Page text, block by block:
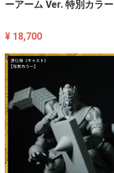
ーアーム Ver. 特別カラー
¥ 18,700